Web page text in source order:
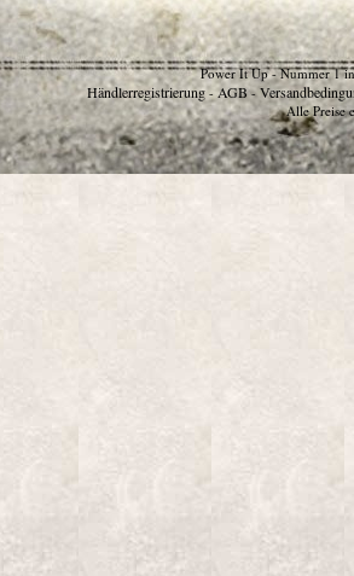
Power It Up - Nummer 1
Händlerregistrierung - AGB -
Alle Preise